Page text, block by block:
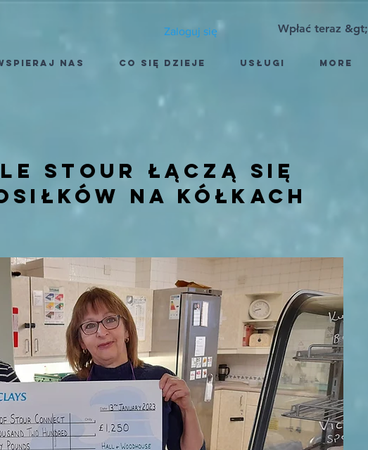
Zaloguj się Wpłać teraz &gt;
nas Co się dzieje Usługi More
stour łączą się
na kółkach